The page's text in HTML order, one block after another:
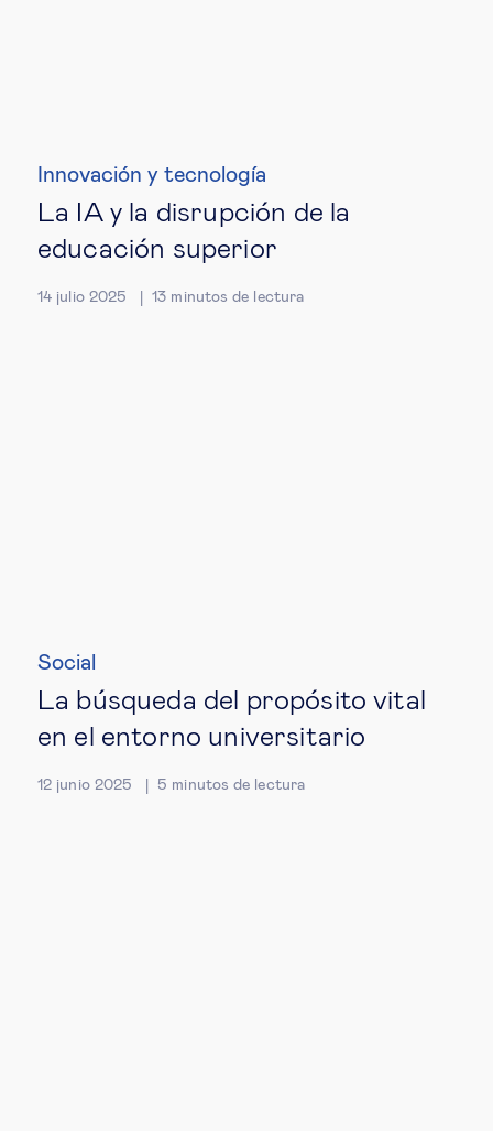
Innovación y tecnología
La IA y la disrupción de la
educación superior
14 julio 2025 13 minutos de lectura
Social
La búsqueda del propósito vital
en el entorno universitario
12 junio 2025 5 minutos de lectura